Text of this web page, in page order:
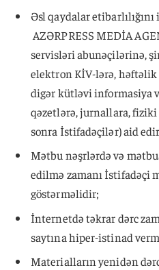
Əsl qaydalar
AZƏRPRESS MEDİA
servisləri abunəçilərinə,
elektron KİV-lərə, həftəlik
digər kütləvi informasiya
qəzetlərə, jurnallara, fiziki
sonra İstifadəçilər) aid
Mətbu nəşrlərdə və
edilmə zamanı İstifadəçi
göstərməlidir;
İnternetdə təkrar dərc
saytına hiper-istinad
Materialların yenidən